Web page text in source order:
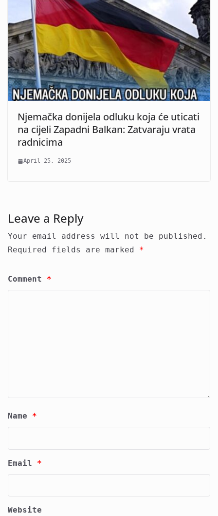
Njemačka donijela odluku koja će uticati
na cijeli Zapadni Balkan: Zatvaraju vrata
radnicima
April 25, 2025
Leave a Reply
Your email address will not be published.
Required fields are marked *
Comment *
Name *
Email *
Website